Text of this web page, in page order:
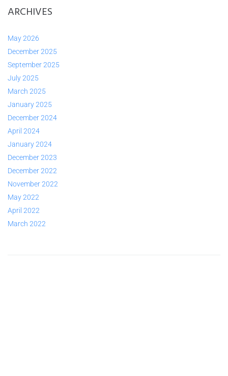
ARCHIVES
May 2026
December 2025
September 2025
July 2025
March 2025
January 2025
December 2024
April 2024
January 2024
December 2023
December 2022
November 2022
May 2022
April 2022
March 2022